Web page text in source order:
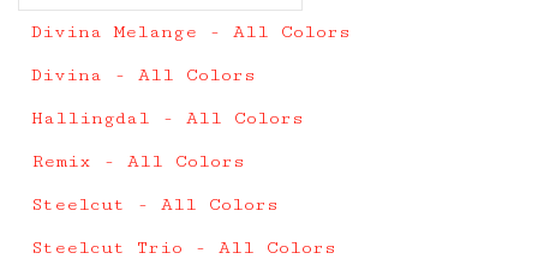
Divina Melange - All Colors
Divina - All Colors
Hallingdal - All Colors
Remix - All Colors
Steelcut - All Colors
Steelcut Trio - All Colors